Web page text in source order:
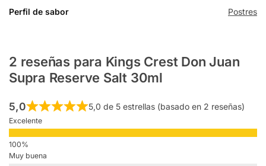
Perfil de sabor Postres
2 reseñas para Kings Crest Don Juan
Supra Reserve Salt 30ml
5,0 5,0 de 5 estrellas (basado en 2 reseñas)
Excelente
Muy buena